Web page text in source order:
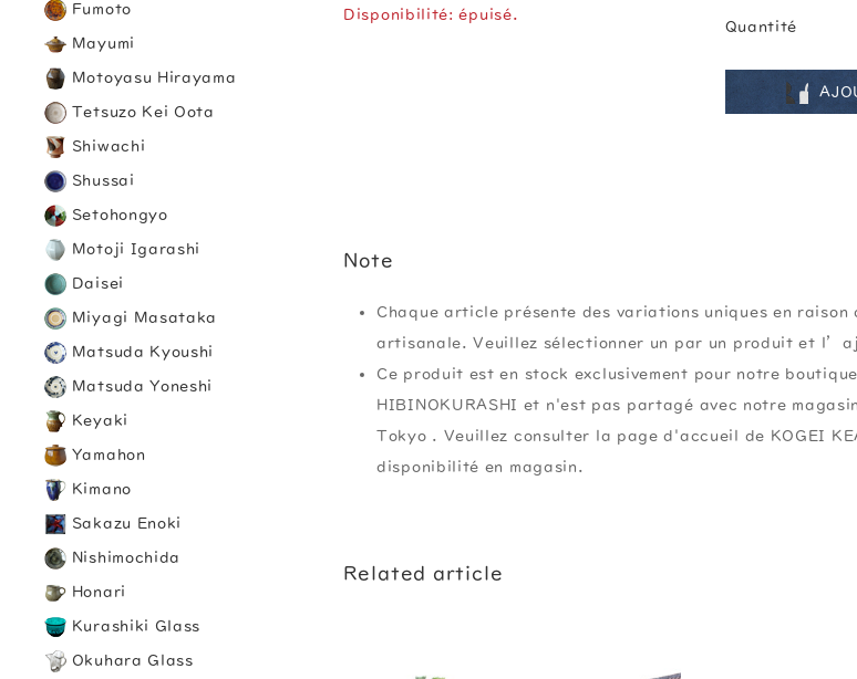
Fumoto
Mayumi
Motoyasu Hirayama
Tetsuzo Kei Oota
Shiwachi
Shussai
Setohongyo
Motoji Igarashi
Daisei
Miyagi Masataka
Matsuda Kyoushi
Matsuda Yoneshi
Keyaki
Yamahon
Kimano
Sakazu Enoki
Nishimochida
Honari
Kurashiki Glass
Okuhara Glass
Disponibilité: épuisé.
Quantité
Note
Chaque article présente des variations uniques en
artisanale. Veuillez sélectionner un par un produit et
Ce produit est en stock exclusivement pour notre
HIBINOKURASHI et n'est pas partagé avec notre
Tokyo . Veuillez consulter la page d'accueil de KOGEI
disponibilité en magasin.
Related article